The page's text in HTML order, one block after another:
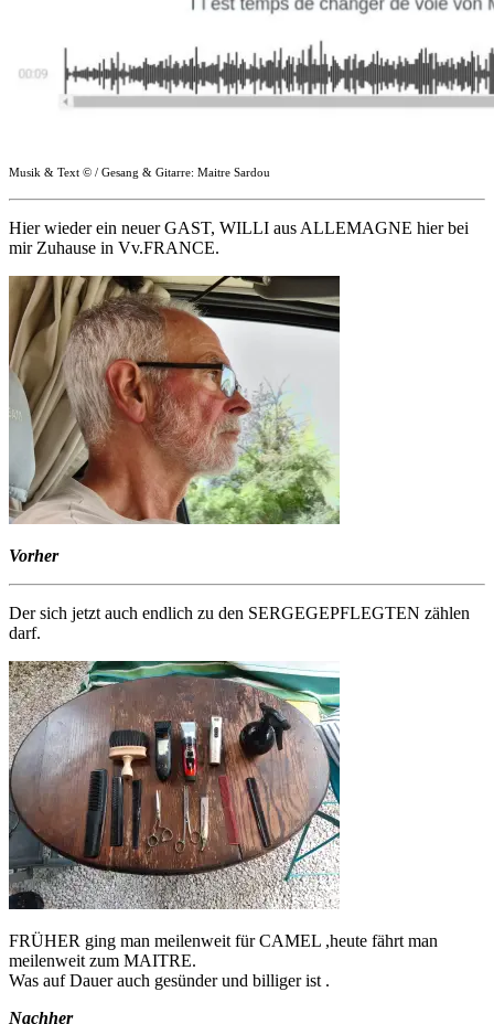
Musik & Text © / Gesang & Gitarre: Maitre Sardou
Hier wieder ein neuer GAST, WILLI aus ALLEMAGNE hier bei
mir Zuhause in Vv.FRANCE.
Vorher
Der sich jetzt auch endlich zu den SERGEGEPFLEGTEN zählen
darf.
FRÜHER ging man meilenweit für CAMEL ,heute fährt man
meilenweit zum MAITRE.
Was auf Dauer auch gesünder und billiger ist .
Nachher